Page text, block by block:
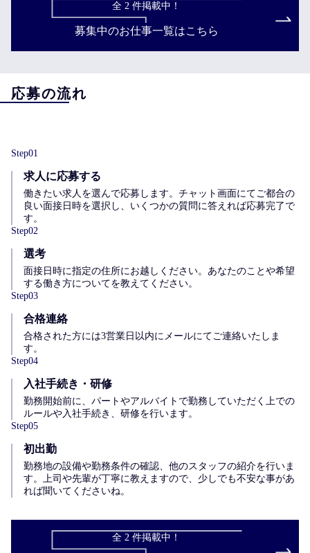
全 2 件掲載中！
募集中のお仕事一覧はこちら
応募の流れ
Step01
求人に応募する
働きたい求人を選んで応募します。チャット画面にてご都合の
良い面接日時を選択し、いくつかの質問に答えれば応募完了で
す。
Step02
選考
面接日時に指定の住所にお越しください。あなたのことや希望
する働き方についてを教えてください。
Step03
合格連絡
合格された方には3営業日以内にメールにてご連絡いたしま
す。
Step04
入社手続き・研修
勤務開始前に、パートやアルバイトで勤務していただく上での
ルールや入社手続き、研修を行います。
Step05
初出勤
勤務地の設備や勤務条件の確認、他のスタッフの紹介を行いま
す。上司や先輩が丁寧に教えますので、少しでも不安な事があ
れば聞いてくださいね。
全 2 件掲載中！